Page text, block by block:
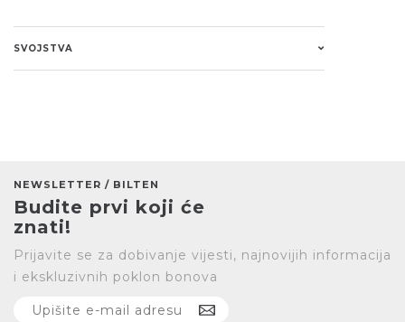
SVOJSTVA
NEWSLETTER / BILTEN
Budite prvi koji će
znati!
Prijavite se za dobivanje vijesti, najnovijih informacija
i ekskluzivnih poklon bonova